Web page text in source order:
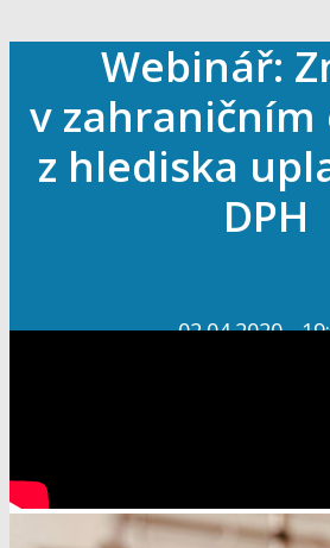
Webinář:
v zahraničním
z hlediska
DPH
02.04.2020 -